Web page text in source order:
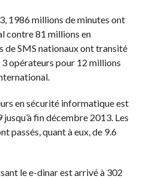
1986 millions de minutes ont
contre 81 millions en
SMS nationaux ont transité
opérateurs pour 12 millions
en sécurité informatique est
fin décembre 2013. Les
passés, quant à eux, de 9.6
le e-dinar est arrivé à 302